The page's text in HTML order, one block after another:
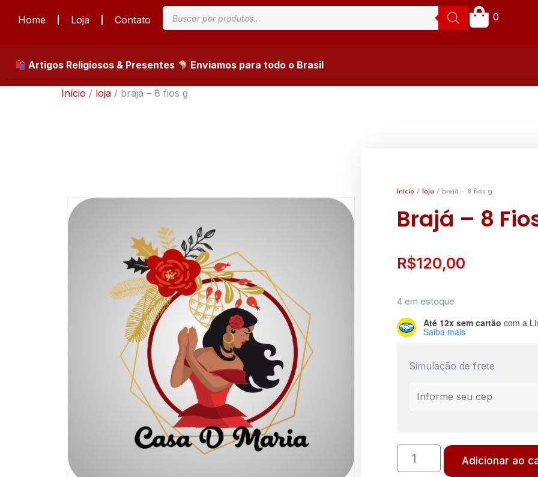
Home Loja Contato 0
Artigos Religiosos & Presentes Enviamos para todo o Brasil
Início / loja / brajá – 8 fios g
Início / loja / brajá – 8 fios g
Brajá – 8
R$120,00
4 em estoque
Até 12x sem cartão com a
Saiba mais
Simulação de frete
Adicionar ao